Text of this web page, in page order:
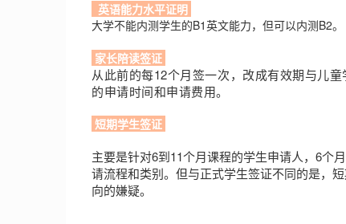
英语能力水平证明
大学不能内测学生的B1英文能力，但可以内测B2。
家长陪读签证
从此前的每12个月签一次，改成有效期与儿
的申请时间和申请费用。
短期学生签证
主要是针对6到11个月课程的学生申请人，6个
请流程和类别。但与正式学生签证不同的是，
向的嫌疑。